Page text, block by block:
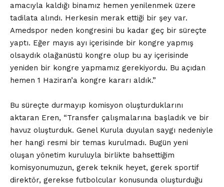
amacıyla kaldığı binamız hemen yenilenmek üzere
tadilata alındı. Herkesin merak ettiği bir şey var.
Amedspor neden kongresini bu kadar geç bir süreçte
yaptı. Eğer mayıs ayı içerisinde bir kongre yapmış
olsaydık olağanüstü kongre olup bu ay içerisinde
yeniden bir kongre yapmamız gerekiyordu. Bu açıdan
hemen 1 Haziran’a kongre kararı aldık.”
Bu süreçte durmayıp komisyon oluşturduklarını
aktaran Eren, “Transfer çalışmalarına başladık ve bir
havuz oluşturduk. Genel Kurula duyulan saygı nedeniyle
her hangi resmi bir temas kurulmadı. Bugün yeni
oluşan yönetim kuruluyla birlikte bahsettiğim
komisyonumuzun, gerek teknik heyet, gerek sportif
direktör, gerekse futbolcular konusunda oluşturduğu